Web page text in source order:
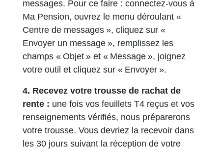
messages. Pour ce faire : connectez-vous à
Ma Pension, ouvrez le menu déroulant «
Centre de messages », cliquez sur «
Envoyer un message », remplissez les
champs « Objet » et « Message », joignez
votre outil et cliquez sur « Envoyer ».
4. Recevez votre trousse de rachat de
rente : une fois vos feuillets T4 reçus et vos
renseignements vérifiés, nous préparerons
votre trousse. Vous devriez la recevoir dans
les 30 jours suivant la réception de votre